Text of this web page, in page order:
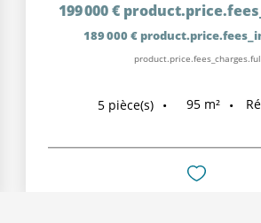
199 000 €
189 000 €
5 pièce(s) 95 m²